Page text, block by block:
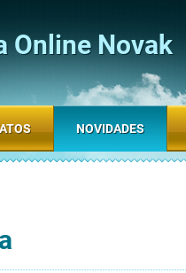
Online Novak
NOVIDADES